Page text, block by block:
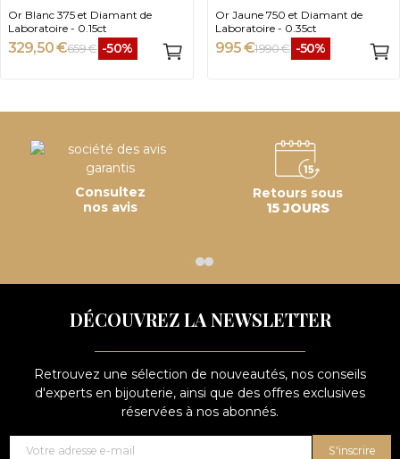
Or Blanc 375 et Diamant de
Laboratoire - 0.15ct
329,50 €659 € -50%
Or Jaune 750 et Diamant de
Laboratoire - 0.35ct
995 €1 990 € -50%
Consultez
nos avis
Retours sous
15 JOURS
DÉCOUVREZ LA NEWSLETTER
Retrouvez une sélection de nouveautés, nos conseils
d'experts en bijouterie, ainsi que des offres exclusives
réservées à nos abonnés.
S'inscrire